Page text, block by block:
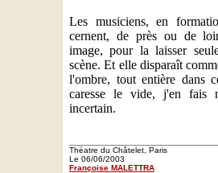
Les musiciens, en
cernent, de près ou de
image, pour la laisser
scène. Et elle disparaît
l'ombre, tout entière dans
caresse le vide, j'en fais
incertain.
Théatre du Châtelet, Paris
Le 06/06/2003
Françoise MALETTRA